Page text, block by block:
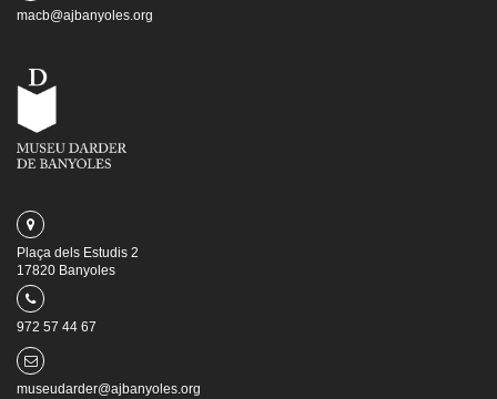
macb@ajbanyoles.org
Plaça dels Estudis 2
17820 Banyoles
972 57 44 67
museudarder@ajbanyoles.org